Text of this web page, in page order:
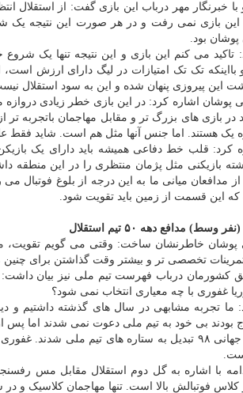
با خبرنگار مهر درباب این بازی گفت: از استقلال
این بازی نمی رفت و در هر صورت این نتیجه یک
بود.
تاکید می کنم این بازی و این نتیجه تنها یک
بااینکه تک تک امتیازات در لیگ دارای ارزش
این پیروزی پنهان شده و این به سود استقلال
پوشان اشاره کرد: در این بازی خطر زیادی دروازه
در بازی های بزرگ تر و مقابل مهاجمان باتجربه
یک هستند. اما جنس آنها مثل هم است. شاید فقط
کرد: قلب خط دفاعی همیشه باید دارای یک
بازیکنی مثل پژمان منتظری را در این
از مدافعان میانی ما به این درجه از بلوغ
این قسمت از زمین باید تقویت شود.
مدافع دهه ۵۰ تیم استقلال
خاطرنشان ساخت: وقتی می گویم تقویت،
تخصصی تر و بیشتر وقت گذاشتن برای چنین
کشورمان درباب فهرست تیم ملی نیز بیان
غفوری با چه معیاری انتخاب نمی شود؟
بودند بی خود به تیم ملی دعوت نمی شدند اما پس
و حتی در جام جهانی ۹۸ تبدیل به ستاره های
با اشاره به گل دوم استقلال مقابل مس
کلاس فوتبالش بالا است. تنها مهاجمان کلاسیک و